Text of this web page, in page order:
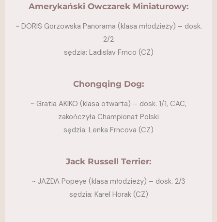
Amerykański Owczarek Miniaturowy:
~ DORIS Gorzowska Panorama (klasa młodzieży) – dosk.
2/2
sędzia: Ladislav Frnco (CZ)
Chongqing Dog:
~ Gratia AKIKO (klasa otwarta) – dosk. 1/1, CAC,
zakończyła Championat Polski
sędzia: Lenka Frncova (CZ)
Jack Russell Terrier:
~ JAZDA Popeye (klasa młodzieży) – dosk. 2/3
sędzia: Karel Horak (CZ)